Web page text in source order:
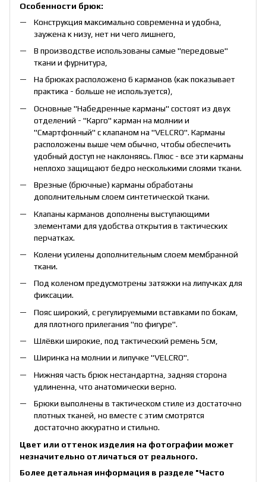
Особенности брюк:
Конструкция максимально современна и удобна,
заужена к низу, нет ни чего лишнего,
В производстве использованы самые "передовые"
ткани и фурнитура,
На брюках расположено 6 карманов (как показывает
практика - больше не используется),
Основные "Набедренные карманы" состоят из двух
отделений - "Карго" карман на молнии и
"Смартфонный" с клапаном на "VELСRO". Карманы
расположены выше чем обычно, чтобы обеспечить
удобный доступ не наклоняясь. Плюс - все эти карманы
неплохо защищают бедро несколькими слоями ткани.
Врезные (брючные) карманы обработаны
дополнительным слоем синтетической ткани.
Клапаны карманов дополнены выступающими
элементами для удобства открытия в тактических
перчатках.
Колени усилены дополнительным слоем мембранной
ткани.
Под коленом предусмотрены затяжки на липучках для
фиксации.
Пояс широкий, с регулируемыми вставками по бокам,
для плотного прилегания "по фигуре".
Шлёвки широкие, под тактический ремень 5см,
Ширинка на молнии и липучке "VELСRO".
Нижняя часть брюк нестандартна, задняя сторона
удлиненна, что анатомически верно.
Брюки выполнены в тактическом стиле из достаточно
плотных тканей, но вместе с этим смотрятся
достаточно аккуратно и стильно.
Цвет или оттенок изделия на фотографии может
незначительно отличаться от реального.
Более детальная информация в разделе "Часто